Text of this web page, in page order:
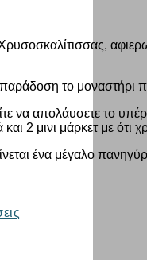
το μοναστήρι
να απολάυσετε το
2 μινι μάρκετ με ότι
ένα μέγαλο